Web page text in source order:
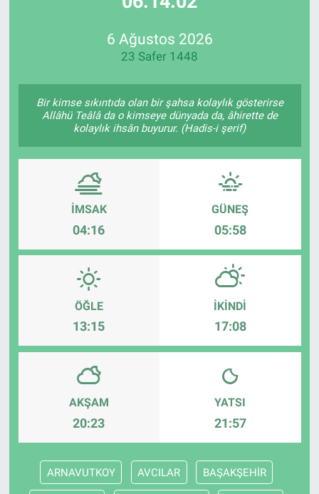
6 Ağustos 2026
23 Safer 1448
Bir kimse sıkıntıda olan bir şahsa kolaylık gösterirse
Allâhü Teâlâ da o kimseye dünyada da, âhirette de
kolaylık ihsân buyurur. (Hadis-i şerif)
İMSAK
04:16
GÜNEŞ
05:58
ÖĞLE
13:15
İKINDI
17:08
AKŞAM
20:23
YATSI
21:57
ARNAVUTKOY AVCILAR BAŞAKŞEHİR
Özel Haberler
Erişim Bilgileri
Sağlık
Ramazan